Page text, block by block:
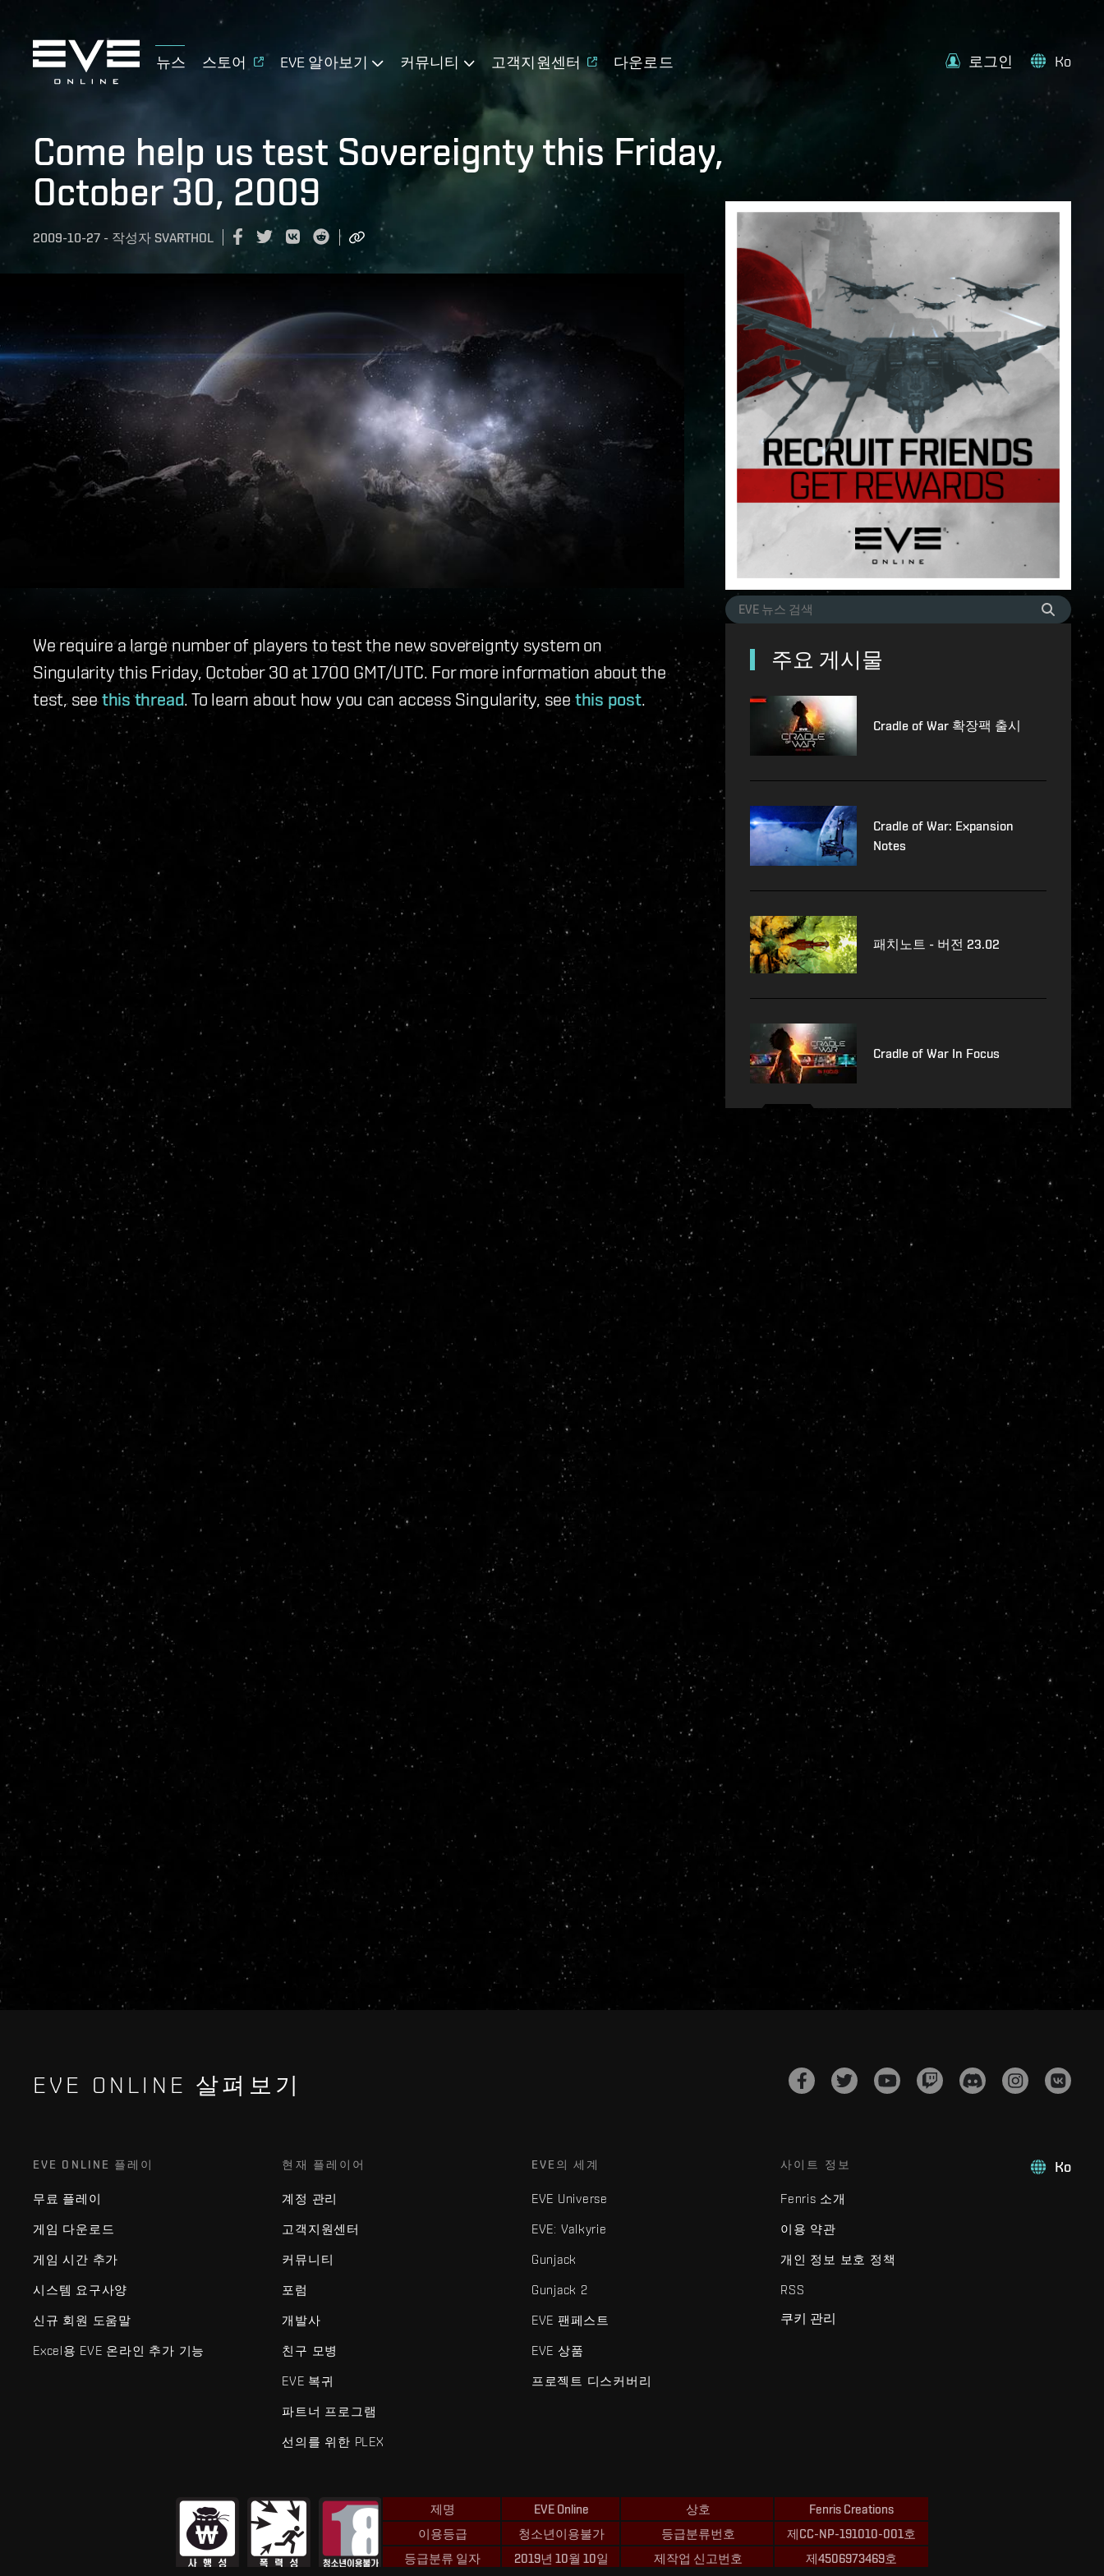
뉴스 스토어 EVE 알아보기 커뮤니티 고객지원센터 다운로드 로그인 Ko
Come help us test Sovereignty this Friday,
October 30, 2009
2009-10-27 - 작성자 SVARTHOL
We require a large number of players to test the new sovereignty system on
Singularity this Friday, October 30 at 1700 GMT/UTC. For more information about the
test, seethis thread. To learn about how you can access Singularity, see this post.
주요 게시물
Cradle of War 확장팩 출시
Cradle of War: Expansion
Notes
패치노트 - 버전 23.02
Cradle of War In Focus
EVE ONLINE 살펴보기
Ko
EVE ONLINE 플레이
무료 플레이
게임 다운로드
게임 시간 추가
시스템 요구사양
신규 회원 도움말
Excel용 EVE 온라인 추가 기능
현재 플레이어
계정 관리
고객지원센터
커뮤니티
포럼
개발사
친구 모병
EVE 복귀
파트너 프로그램
선의를 위한 PLEX
EVE의 세계
EVE Universe
EVE: Valkyrie
Gunjack
Gunjack 2
EVE 팬페스트
EVE 상품
프로젝트 디스커버리
사이트 정보
Fenris 소개
이용 약관
개인 정보 보호 정책
RSS
쿠키 관리
제명
EVE Online
이용등급
청소년이용불가
등급분류 일자
2019년 10월 10일
상호
Fenris Creations
등급분류번호
제CC-NP-191010-001호
제작업 신고번호
제4506973469호